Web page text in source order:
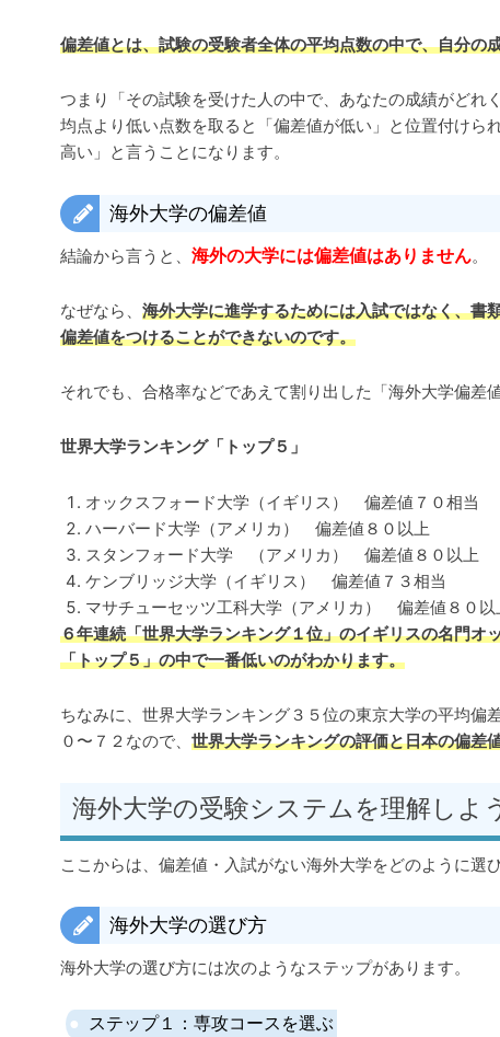
偏差値とは、試験の受験者全体の平均点数の中で、自分の
つまり「その試験を受けた人の中で、あなたの成績がどれ
均点より低い点数を取ると「偏差値が低い」と位置付けら
高い」と言うことになります。
海外大学の偏差値
結論から言うと、 海外の大学には偏差値はありません。
なぜなら、 海外大学に進学するためには入試ではなく、書
偏差値をつけることができないのです。
それでも、合格率などであえて割り出した「海外大学偏差
世界大学ランキング「トップ５」
オックスフォード大学（イギリス） 偏差値７０相当
ハーバード大学（アメリカ） 偏差値８０以上
スタンフォード大学 （アメリカ） 偏差値８０以上
ケンブリッジ大学（イギリス） 偏差値７３相当
マサチューセッツ工科大学（アメリカ） 偏差値８０以
６年連続「世界大学ランキング１位」のイギリスの名門オ
「トップ５」の中で一番低いのがわかります。
ちなみに、世界大学ランキング３５位の東京大学の平均偏
０〜７２なので、 世界大学ランキングの評価と日本の偏差
海外大学の受験システムを理解しよ
ここからは、偏差値・入試がない海外大学をどのように選
海外大学の選び方
海外大学の選び方には次のようなステップがあります。
ステップ１：専攻コースを選ぶ